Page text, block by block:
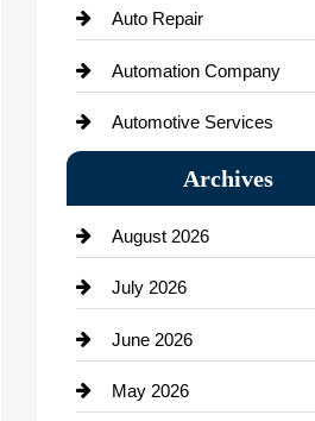
Auto Repair
Automation Company
Automotive Services
Bail bonds service
Bath Remodeling
Beauty Salon and Products
Bicycle Shop
business
Archives
August 2026
July 2026
June 2026
May 2026